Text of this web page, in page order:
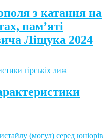
з катання на
пам’яті
Ліщука 2024